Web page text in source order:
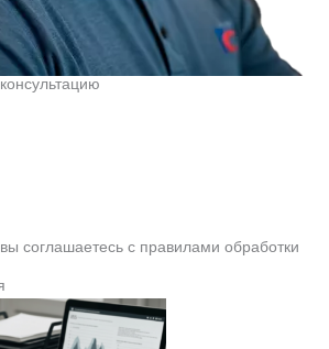
соглашаетесь с правилами обработки